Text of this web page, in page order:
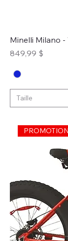
Minelli Milano -
Prix
849,99 $
PROMOTION